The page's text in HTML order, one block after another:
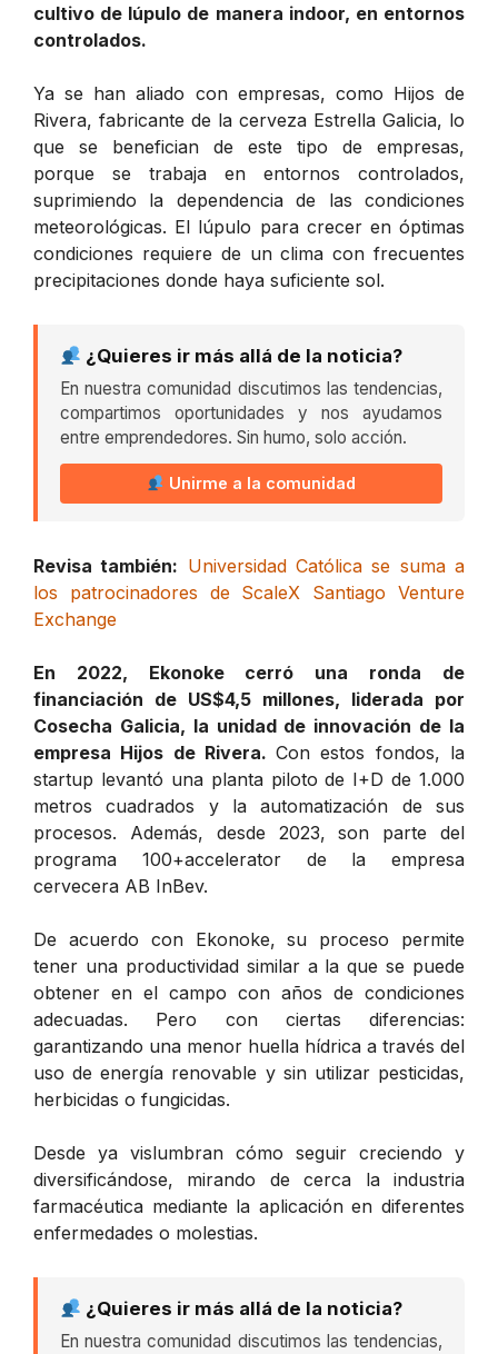
cultivo de lúpulo de manera indoor, en entornos
controlados.
Ya se han aliado con empresas, como Hijos de
Rivera, fabricante de la cerveza Estrella Galicia, lo
que se benefician de este tipo de empresas,
porque se trabaja en entornos controlados,
suprimiendo la dependencia de las condiciones
meteorológicas. El lúpulo para crecer en óptimas
condiciones requiere de un clima con frecuentes
precipitaciones donde haya suficiente sol.
¿Quieres ir más allá de la noticia?
En nuestra comunidad discutimos las tendencias,
compartimos oportunidades y nos ayudamos
entre emprendedores. Sin humo, solo acción.
Unirme a la comunidad
Revisa también: Universidad Católica se suma a
los patrocinadores de ScaleX Santiago Venture
Exchange
En 2022, Ekonoke cerró una ronda de
financiación de US$4,5 millones, liderada por
Cosecha Galicia, la unidad de innovación de la
empresa Hijos de Rivera.Con estos fondos, la
startup levantó una planta piloto de I+D de 1.000
metros cuadrados y la automatización de sus
procesos. Además, desde 2023, son parte del
programa 100+accelerator de la empresa
cervecera AB InBev.
De acuerdo con Ekonoke, su proceso permite
tener una productividad similar a la que se puede
obtener en el campo con años de condiciones
adecuadas. Pero con ciertas diferencias:
garantizando una menor huella hídrica a través del
uso de energía renovable y sin utilizar pesticidas,
herbicidas o fungicidas.
Desde ya vislumbran cómo seguir creciendo y
diversificándose, mirando de cerca la industria
farmacéutica mediante la aplicación en diferentes
enfermedades o molestias.
¿Quieres ir más allá de la noticia?
En nuestra comunidad discutimos las tendencias,